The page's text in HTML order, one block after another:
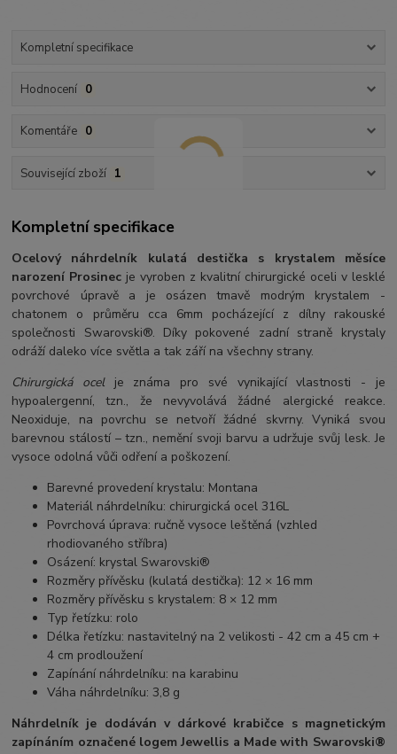
Kompletní specifikace
Hodnocení 0
Komentáře 0
Související zboží 1
Kompletní specifikace
Ocelový náhrdelník kulatá destička s krystalem měsíce
narození Prosinec je vyroben z kvalitní chirurgické oceli v lesklé
povrchové úpravě a je osázen tmavě modrým krystalem -
chatonem o průměru cca 6mm pocházející z dílny rakouské
společnosti Swarovski®. Díky pokovené zadní straně krystaly
odráží daleko více světla a tak září na všechny strany.
Chirurgická ocelje známa pro své vynikající vlastnosti - je
hypoalergenní, tzn., že nevyvolává žádné alergické reakce.
Neoxiduje, na povrchu se netvoří žádné skvrny. Vyniká svou
barevnou stálostí – tzn., nemění svoji barvu a udržuje svůj lesk. Je
vysoce odolná vůči odření a poškození.
Barevné provedení krystalu: Montana
Materiál náhrdelníku: chirurgická ocel 316L
Povrchová úprava: ručně vysoce leštěná (vzhled
rhodiovaného stříbra)
Osázení: krystal Swarovski®
Rozměry přívěsku (kulatá destička): 12 × 16 mm
Rozměry přívěsku s krystalem: 8 × 12 mm
Typ řetízku: rolo
Délka řetízku: nastavitelný na 2 velikosti - 42 cm a 45 cm +
4 cm prodloužení
Zapínání náhrdelníku: na karabinu
Váha náhrdelníku: 3,8 g
Náhrdelník je dodáván v dárkové krabičce s magnetickým
zapínáním označené logem Jewellis a Made with Swarovski®